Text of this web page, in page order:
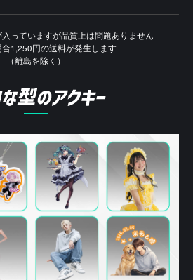
っていますが品質上は問題ありません
1,250円の送料が発生します
（離島を除く）